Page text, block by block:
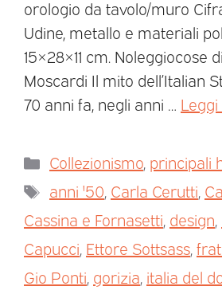
orologio da tavolo/muro
Udine, metallo e materiali
15×28×11 cm. Noleggiocose
Moscardi Il mito dell’Italian
70 anni fa, negli anni …
Collezionismo, principali
anni '50, Carla Cerutti,
Cassina e Fornasetti, design,
Capucci, Ettore Sottsass,
Gio Ponti, gorizia, italia del